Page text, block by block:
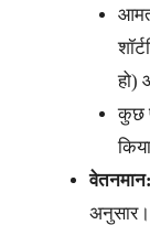
हो)
कुछ
वेतनमान:
अनुसार।